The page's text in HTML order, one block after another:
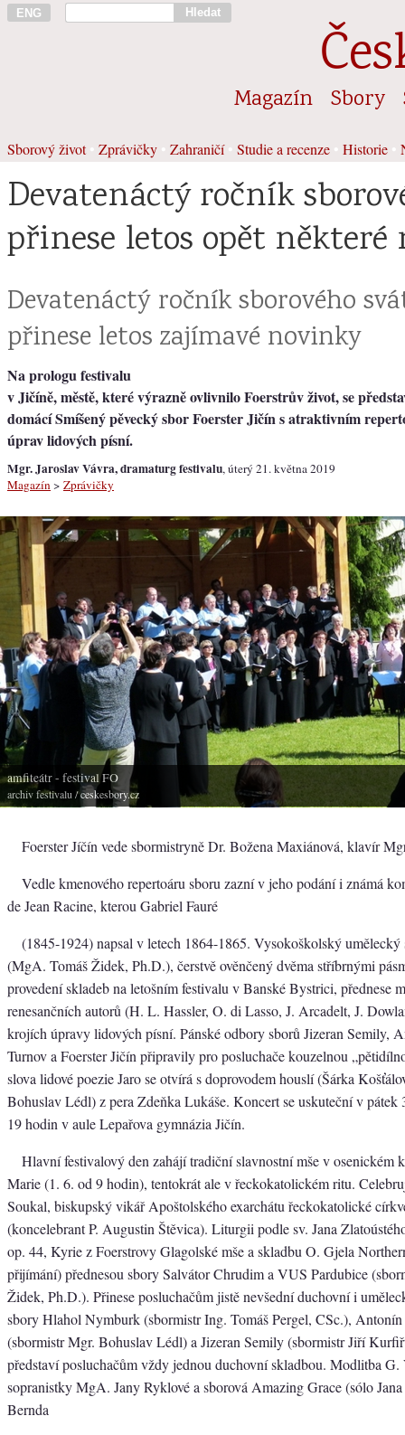
ENG Hledat
Magazín Sbory
Sborový život• Zprávičky Zahraničí• Studie a recenze Historie
Devatenáctý ročník
přinese letos opět
Devatenáctý ročník sborového
přinese letos zajímavé novinky
Na prologu festivalu
v Jičíně, městě, které výrazně ovlivnilo Foerstrův život, se
domácí Smíšený pěvecký sbor Foerster Jičín s atraktivním
úprav lidových písní.
Mgr. Jaroslav Vávra, dramaturg festivalu, úterý 21. května 2019
Magazín > Zprávičky
amfiteátr - festival FO
archiv festivalu / ceskesbory.cz
Foerster Jíčín vede sbormistryně Dr. Božena Maxiánová, klavír
Vedle kmenového repertoáru sboru zazní v jeho podání i známá
de Jean Racine, kterou Gabriel Fauré
(1845-1924) napsal v letech 1864-1865. Vysokoškolský umělecký
(MgA. Tomáš Židek, Ph.D.), čerstvě ověnčený dvěma stříbrnými
provedení skladeb na letošním festivalu v Banské Bystrici, přednese
renesančních autorů (H. L. Hassler, O. di Lasso, J. Arcadelt, J.
krojích úpravy lidových písní. Pánské odbory sborů Jizeran Semily,
Turnov a Foerster Jičín připravily pro posluchače kouzelnou
slova lidové poezie Jaro se otvírá s doprovodem houslí (Šárka
Bohuslav Lédl) z pera Zdeňka Lukáše. Koncert se uskuteční v pátek
19 hodin v aule Lepařova gymnázia Jičín.
Hlavní festivalový den zahájí tradiční slavnostní mše v osenickém
Marie (1. 6. od 9 hodin), tentokrát ale v řeckokatolickém ritu.
Soukal, biskupský vikář Apoštolského exarchátu řeckokatolické
(koncelebrant P. Augustin Štěvica). Liturgii podle sv. Jana
op. 44, Kyrie z Foerstrovy Glagolské mše a skladbu O. Gjela
přijímání) přednesou sbory Salvátor Chrudim a VUS Pardubice
Židek, Ph.D.). Přinese posluchačům jistě nevšední duchovní i
sbory Hlahol Nymburk (sbormistr Ing. Tomáš Pergel, CSc.),
(sbormistr Mgr. Bohuslav Lédl) a Jizeran Semily (sbormistr Jiří
představí posluchačům vždy jednou duchovní skladbou. Modlitba
sopranistky MgA. Jany Ryklové a sborová Amazing Grace (sólo
Bernda